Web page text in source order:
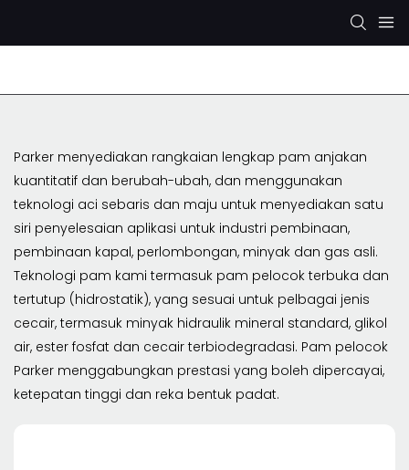
Parker menyediakan rangkaian lengkap pam anjakan
kuantitatif dan berubah-ubah, dan menggunakan
teknologi aci sebaris dan maju untuk menyediakan satu
siri penyelesaian aplikasi untuk industri pembinaan,
pembinaan kapal, perlombongan, minyak dan gas asli.
Teknologi pam kami termasuk pam pelocok terbuka dan
tertutup (hidrostatik), yang sesuai untuk pelbagai jenis
cecair, termasuk minyak hidraulik mineral standard, glikol
air, ester fosfat dan cecair terbiodegradasi. Pam pelocok
Parker menggabungkan prestasi yang boleh dipercayai,
ketepatan tinggi dan reka bentuk padat.